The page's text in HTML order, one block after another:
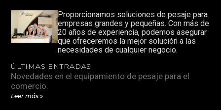
Proporcionamos soluciones de pesaje para
empresas grandes y pequeñas. Con más de
20 años de experiencia, podemos asegurar
que ofreceremos la mejor solución a las
necesidades de cualquier negocio.
ÚLTIMAS ENTRADAS
Novedades en el equipamiento de pesaje para el
comercio.
Leer más »